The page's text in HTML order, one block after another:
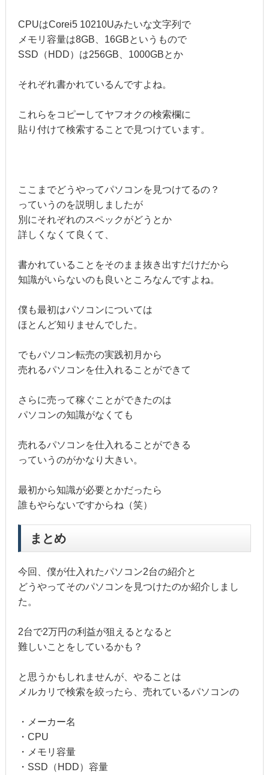
CPUはCorei5 10210Uみたいな文字列で
メモリ容量は8GB、16GBというもので
SSD（HDD）は256GB、1000GBとか
それぞれ書かれているんですよね。
これらをコピーしてヤフオクの検索欄に
貼り付けて検索することで見つけています。
ここまでどうやってパソコンを見つけてるの？
っていうのを説明しましたが
別にそれぞれのスペックがどうとか
詳しくなくて良くて、
書かれていることをそのまま抜き出すだけだから
知識がいらないのも良いところなんですよね。
僕も最初はパソコンについては
ほとんど知りませんでした。
でもパソコン転売の実践初月から
売れるパソコンを仕入れることができて
さらに売って稼ぐことができたのは
パソコンの知識がなくても
売れるパソコンを仕入れることができる
っていうのがかなり大きい。
最初から知識が必要とかだったら
誰もやらないですからね（笑）
まとめ
今回、僕が仕入れたパソコン2台の紹介と
どうやってそのパソコンを見つけたのか紹介しまし
た。
2台で2万円の利益が狙えるとなると
難しいことをしているかも？
と思うかもしれませんが、やることは
メルカリで検索を絞ったら、売れているパソコンの
・メーカー名
・CPU
・メモリ容量
・SSD（HDD）容量